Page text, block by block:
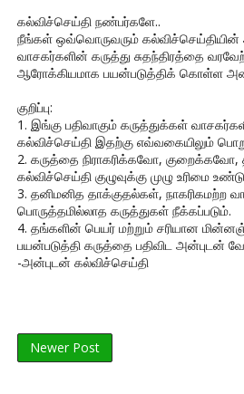
கல்விச்செய்தி நண்பர்களே..
நீங்கள் ஒவ்வொருவரும்
வாசகர்களின் கருத்து சுதந்திரத்தை
ஆரோக்கியமாக பயன்படுத்திக் கொள்ள
குறிப்பு:
1. இங்கு பதிவாகும் கருத்துக்கள்
கல்விச்செய்தி இதற்கு எவ்வகையிலும்
2. கருத்தை நிராகரிக்கவோ,
கல்விச்செய்தி குழுவுக்கு முழு உரிமை
3. தனிமனித தாக்குதல்கள், நாகரிகமற்ற
பொருத்தமில்லாத கருத்துகள் நீக்கப்படும்.
4. தங்களின் பெயர் மற்றும் சரியான
பயன்படுத்தி கருத்தை பதிவிட அன்புடன்
-அன்புடன் கல்விச்செய்தி
Newer Post